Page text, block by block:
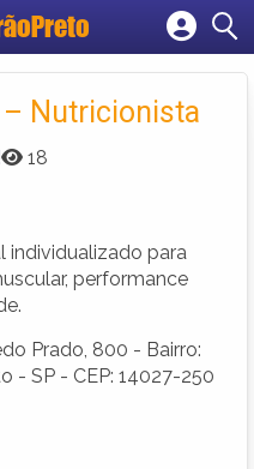
empresa
contaNutricionista
18
individualizado para
performance
Prado, 800 - Bairro:
- SP - CEP: 14027-250